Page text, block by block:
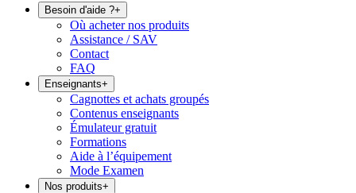
Besoin d'aide ?+
Où acheter nos produits
Assistance / SAV
Contact
FAQ
Enseignants+
Cagnottes et achats groupés
Contenus enseignants
Émulateur gratuit
Formations
Aide à l’équipement
Mode Examen
Nos produits+